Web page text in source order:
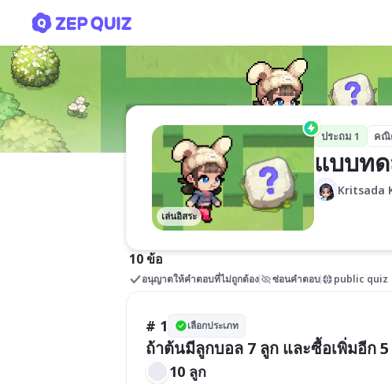
เล่นอิสระ
ประถม 1 คณิ
แบบท
Kritsada
10 ข้อ
อนุญาตให้คำตอบที่ไม่ถูกต้อง ซ่อนคำตอบ public quiz
# 1 เลือกประเภท
ถ้าต้นมีลูกบอล 7 ลูก และซื้อเพิ่มอีก
10 ลูก